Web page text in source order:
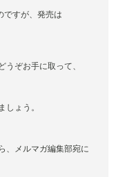
うぞお手に取って、
しょう。
ら、メルマガ編集部宛に